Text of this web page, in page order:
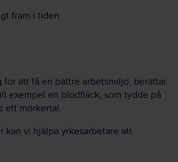
fram i tiden.
att få en bättre arbetsmiljö, berättar
exempel en blodfläck, som tydde på
ett mörkertal.
kan vi hjälpa yrkesarbetare att